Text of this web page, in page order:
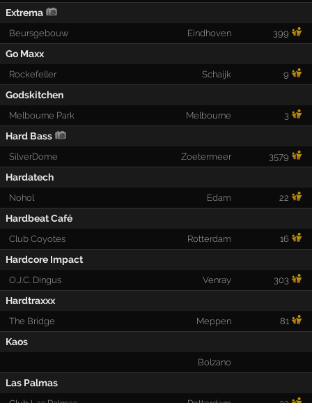
Extrema
Beursgebouw Eindhoven 399
Go Maxx
Rockefeller Schaijk 9
Godskitchen
Melbourne Park Melbourne 3
Hard Bass
SilverDome Zoetermeer 3579
Hardatech
Nohol Edam 22
Hardbeat Café
Club Coyotes Rotterdam 16
Hardcore Impact
O.J.C. Dingus Venray 303
Hardtraxxx
The Bridge Meppen 81
Kaos
Bolzano
Las Palmas